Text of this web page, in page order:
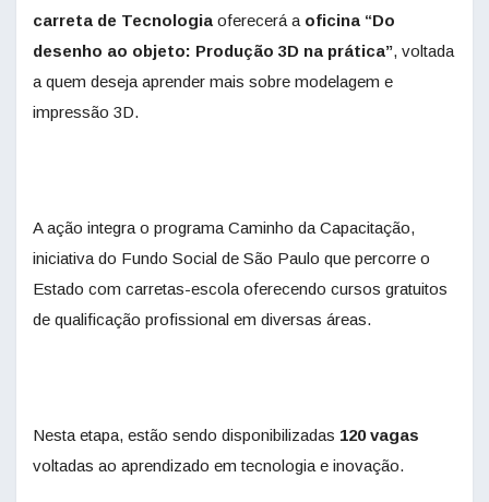
carreta de Tecnologia oferecerá a oficina “Do
desenho ao objeto: Produção 3D na prática”, voltada
a quem deseja aprender mais sobre modelagem e
impressão 3D.
A ação integra o programa Caminho da Capacitação,
iniciativa do Fundo Social de São Paulo que percorre o
Estado com carretas-escola oferecendo cursos gratuitos
de qualificação profissional em diversas áreas.
Nesta etapa, estão sendo disponibilizadas 120 vagas
voltadas ao aprendizado em tecnologia e inovação.